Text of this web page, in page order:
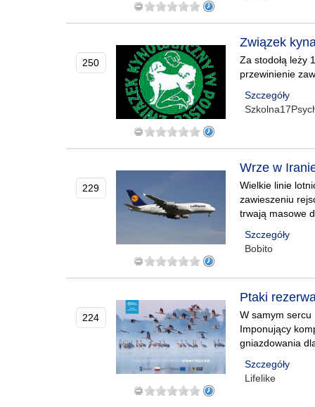
250
Związek
Za stodołą leży
przewinienie
Szczegóły
229
Wrze w
Wielkie linie
zawieszeniu
trwają masowe
Szczegóły
Bobito
224
Ptaki
W samym sercu
Imponujący
gniazdowania
Szczegóły
Lifelike